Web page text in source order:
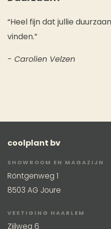
“Heel fijn dat jullie
vinden.”
- Carolien Velzen
coolplant bv
SHOWROOM EN MAGAZIJN
Röntgenweg 1
8503 AG Joure
VESTIGING HAARLEM
Zijlweg 6